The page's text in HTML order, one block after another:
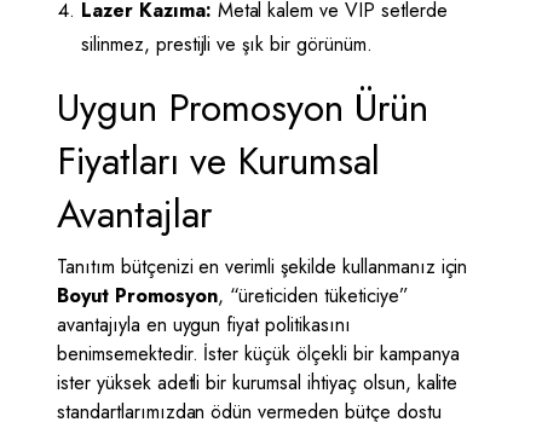
Lazer Kazıma: Metal kalem ve VIP setlerde
silinmez, prestijli ve şık bir görünüm.
Uygun Promosyon Ürün
Fiyatları ve Kurumsal
Avantajlar
Tanıtım bütçenizi en verimli şekilde kullanmanız için
Boyut Promosyon, “üreticiden tüketiciye”
avantajıyla en uygun fiyat politikasını
benimsemektedir. İster küçük ölçekli bir kampanya
ister yüksek adetli bir kurumsal ihtiyaç olsun, kalite
standartlarımızdan ödün vermeden bütçe dostu